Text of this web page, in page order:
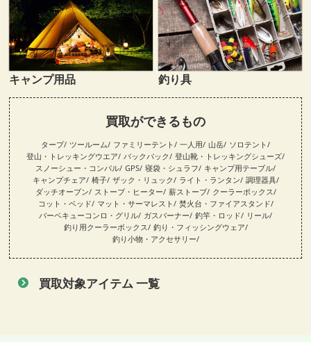
キャンプ用品 釣り具
買取ができるもの
タープ ツールーム ファミリーテント 一人用 山岳 ソロテント
登山・トレッキングウエア
バックパック
登山靴・トレッキングシューズ
スノーシュー・コンパル GPS 寝袋・シュラフ
キャンプ用テーブル
キャンプチェア 椅子 ザック・リュック ライト・ランタン 調理器具
ダッチオーブン
ストーブ・ヒーター 薪ストーブ
クーラーボックス
コット・ベッド
マット・サーマレスト
焚火台・ファイアスタンド
バーベキューコンロ・グリル ガスバーナー 釣竿・ロッド
リール
釣り用クーラーボックス
釣り・フィッシングウェア
釣り小物・アクセサリー
買取対象アイテム 一覧